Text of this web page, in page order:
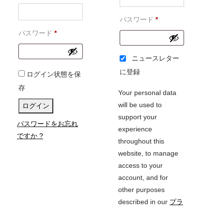
須
パスワード *必
須
ログイン状態を保
存
ログイン
パスワードをお忘れ
ですか ?
パスワード *必
須
ニュースレター
に登録
Your personal data
will be used to
support your
experience
throughout this
website, to manage
access to your
account, and for
other purposes
described in our プラ